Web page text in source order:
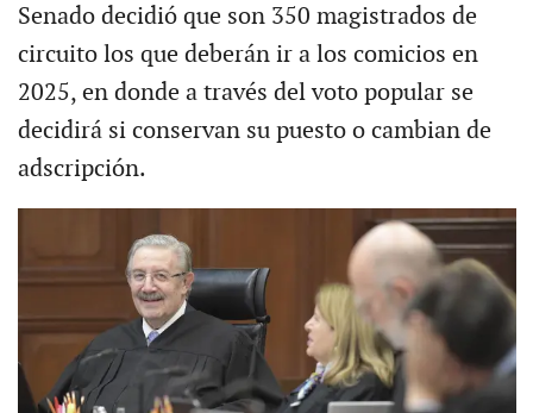
Senado decidió que son 350 magistrados de
circuito los que deberán ir a los comicios en
2025, en donde a través del voto popular se
decidirá si conservan su puesto o cambian de
adscripción.